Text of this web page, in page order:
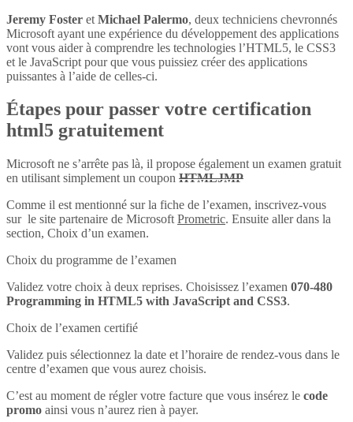
Jeremy Foster et Michael Palermo, deux techniciens chevronnés
Microsoft ayant une expérience du développement des applications
vont vous aider à comprendre les technologies l’HTML5, le CSS3
et le JavaScript pour que vous puissiez créer des applications
puissantes à l’aide de celles-ci.
Étapes pour passer votre certification
html5 gratuitement
Microsoft ne s’arrête pas là, il propose également un examen gratuit
en utilisant simplement un coupon HTMLJMP
Comme il est mentionné sur la fiche de l’examen, inscrivez-vous
sur le site partenaire de Microsoft Prometric. Ensuite aller dans la
section, Choix d’un examen.
Choix du programme de l’examen
Validez votre choix à deux reprises. Choisissez l’examen 070-480
Programming in HTML5 with JavaScript and CSS3.
Choix de l’examen certifié
Validez puis sélectionnez la date et l’horaire de rendez-vous dans le
centre d’examen que vous aurez choisis.
C’est au moment de régler votre facture que vous insérez le code
promo ainsi vous n’aurez rien à payer.